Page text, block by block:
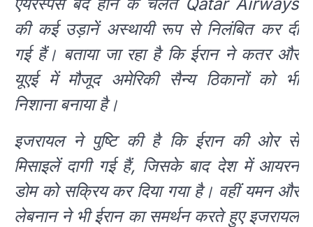
की कई उड़ानें अस्थायी रूप से निलंबित कर दी
गई हैं। बताया जा रहा है कि ईरान ने कतर और
यूएई में मौजूद अमेरिकी सैन्य ठिकानों को भी
निशाना बनाया है।
इजरायल ने पुष्टि की है कि ईरान की ओर से
मिसाइलें दागी गई हैं, जिसके बाद देश में आयरन
डोम को सक्रिय कर दिया गया है। वहीं यमन और
लेबनान ने भी ईरान का समर्थन करते हुए इजरायल